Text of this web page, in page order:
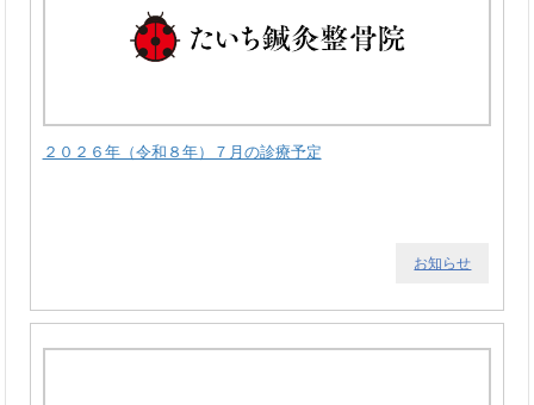
２０２６年（令和８年）７月の診療予定
お知らせ